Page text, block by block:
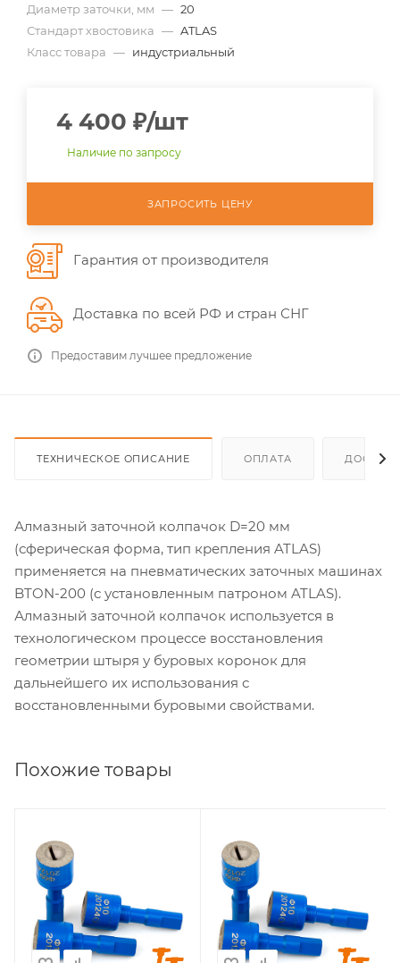
Диаметр заточки, мм — 20
Стандарт хвостовика — ATLAS
Класс товара — индустриальный
4 400 ₽/шт
Наличие по запросу
ЗАПРОСИТЬ ЦЕНУ
Гарантия от производителя
Доставка по всей РФ и стран СНГ
Предоставим лучшее предложение
ТЕХНИЧЕСКОЕ ОПИСАНИЕ ОПЛАТА
Алмазный заточной колпачок D=20 мм
(сферическая форма, тип крепления ATLAS)
применяется на пневматических заточных машинах
BTON-200 (с установленным патроном ATLAS).
Алмазный заточной колпачок используется в
технологическом процессе восстановления
геометрии штыря у буровых коронок для
дальнейшего их использования с
восстановленными буровыми свойствами.
Похожие товары
баллистика
Диаметр заточки, мм
Стандарт хвостовика
ATLAS
баллистика
Диаметр заточки, мм
Стандарт хвостовика
ATLAS